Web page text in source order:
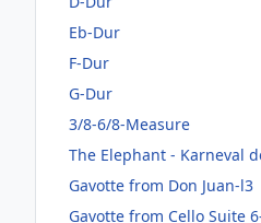
Eb-Dur
F-Dur
G-Dur
3/8-6/8-Measure
The Elephant - Karneval
Gavotte from Don Juan-l3
Gavotte from Cello Suite